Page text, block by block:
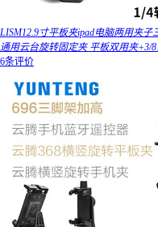
LISM12.9寸平板夹ipad电脑两用夹
通用云台旋转固定夹 平板双用夹+3/8
6条评价